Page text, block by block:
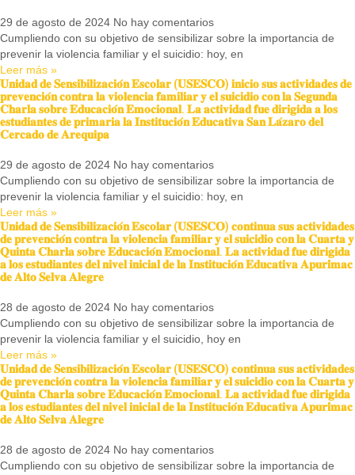
29 de agosto de 2024 No hay comentarios
Cumpliendo con su objetivo de sensibilizar sobre la importancia de
prevenir la violencia familiar y el suicidio: hoy, en
Leer más »
𝐔𝐧𝐢𝐝𝐚𝐝 𝐝𝐞 𝐒𝐞𝐧𝐬𝐢𝐛𝐢𝐥𝐢𝐳𝐚𝐜𝐢𝐨́𝐧 𝐄𝐬𝐜𝐨𝐥𝐚𝐫 (𝐔𝐒𝐄𝐒𝐂𝐎) 𝐢𝐧𝐢𝐜𝐢𝐨 𝐬𝐮𝐬 𝐚𝐜𝐭𝐢𝐯𝐢𝐝𝐚𝐝𝐞𝐬 𝐝𝐞
𝐩𝐫𝐞𝐯𝐞𝐧𝐜𝐢𝐨́𝐧 𝐜𝐨𝐧𝐭𝐫𝐚 𝐥𝐚 𝐯𝐢𝐨𝐥𝐞𝐧𝐜𝐢𝐚 𝐟𝐚𝐦𝐢𝐥𝐢𝐚𝐫 𝐲 𝐞𝐥 𝐬𝐮𝐢𝐜𝐢𝐝𝐢𝐨 𝐜𝐨𝐧 𝐥𝐚 𝐒𝐞𝐠𝐮𝐧𝐝𝐚
𝐂𝐡𝐚𝐫𝐥𝐚 𝐬𝐨𝐛𝐫𝐞 𝐄𝐝𝐮𝐜𝐚𝐜𝐢𝐨́𝐧 𝐄𝐦𝐨𝐜𝐢𝐨𝐧𝐚𝐥. 𝐋𝐚 𝐚𝐜𝐭𝐢𝐯𝐢𝐝𝐚𝐝 𝐟𝐮𝐞 𝐝𝐢𝐫𝐢𝐠𝐢𝐝𝐚 𝐚 𝐥𝐨𝐬
𝐞𝐬𝐭𝐮𝐝𝐢𝐚𝐧𝐭𝐞𝐬 𝐝𝐞 𝐩𝐫𝐢𝐦𝐚𝐫𝐢𝐚 𝐥𝐚 𝐈𝐧𝐬𝐭𝐢𝐭𝐮𝐜𝐢𝐨́𝐧 𝐄𝐝𝐮𝐜𝐚𝐭𝐢𝐯𝐚 𝐒𝐚𝐧 𝐋𝐚́𝐳𝐚𝐫𝐨 𝐝𝐞𝐥
𝐂𝐞𝐫𝐜𝐚𝐝𝐨 𝐝𝐞 𝐀𝐫𝐞𝐪𝐮𝐢𝐩𝐚
29 de agosto de 2024 No hay comentarios
Cumpliendo con su objetivo de sensibilizar sobre la importancia de
prevenir la violencia familiar y el suicidio: hoy, en
Leer más »
𝐔𝐧𝐢𝐝𝐚𝐝 𝐝𝐞 𝐒𝐞𝐧𝐬𝐢𝐛𝐢𝐥𝐢𝐳𝐚𝐜𝐢𝐨́𝐧 𝐄𝐬𝐜𝐨𝐥𝐚𝐫 (𝐔𝐒𝐄𝐒𝐂𝐎) 𝐜𝐨𝐧𝐭𝐢𝐧𝐮𝐚 𝐬𝐮𝐬 𝐚𝐜𝐭𝐢𝐯𝐢𝐝𝐚𝐝𝐞𝐬
𝐝𝐞 𝐩𝐫𝐞𝐯𝐞𝐧𝐜𝐢𝐨́𝐧 𝐜𝐨𝐧𝐭𝐫𝐚 𝐥𝐚 𝐯𝐢𝐨𝐥𝐞𝐧𝐜𝐢𝐚 𝐟𝐚𝐦𝐢𝐥𝐢𝐚𝐫 𝐲 𝐞𝐥 𝐬𝐮𝐢𝐜𝐢𝐝𝐢𝐨 𝐜𝐨𝐧 𝐥𝐚 𝐂𝐮𝐚𝐫𝐭𝐚 𝐲
𝐐𝐮𝐢𝐧𝐭𝐚 𝐂𝐡𝐚𝐫𝐥𝐚 𝐬𝐨𝐛𝐫𝐞 𝐄𝐝𝐮𝐜𝐚𝐜𝐢𝐨́𝐧 𝐄𝐦𝐨𝐜𝐢𝐨𝐧𝐚𝐥. 𝐋𝐚 𝐚𝐜𝐭𝐢𝐯𝐢𝐝𝐚𝐝 𝐟𝐮𝐞 𝐝𝐢𝐫𝐢𝐠𝐢𝐝𝐚
𝐚 𝐥𝐨𝐬 𝐞𝐬𝐭𝐮𝐝𝐢𝐚𝐧𝐭𝐞𝐬 𝐝𝐞𝐥 𝐧𝐢𝐯𝐞𝐥 𝐢𝐧𝐢𝐜𝐢𝐚𝐥 𝐝𝐞 𝐥𝐚 𝐈𝐧𝐬𝐭𝐢𝐭𝐮𝐜𝐢𝐨́𝐧 𝐄𝐝𝐮𝐜𝐚𝐭𝐢𝐯𝐚 𝐀𝐩𝐮𝐫𝐢́𝐦𝐚𝐜
𝐝𝐞 𝐀𝐥𝐭𝐨 𝐒𝐞𝐥𝐯𝐚 𝐀𝐥𝐞𝐠𝐫𝐞
28 de agosto de 2024 No hay comentarios
Cumpliendo con su objetivo de sensibilizar sobre la importancia de
prevenir la violencia familiar y el suicidio, hoy en
Leer más »
𝐔𝐧𝐢𝐝𝐚𝐝 𝐝𝐞 𝐒𝐞𝐧𝐬𝐢𝐛𝐢𝐥𝐢𝐳𝐚𝐜𝐢𝐨́𝐧 𝐄𝐬𝐜𝐨𝐥𝐚𝐫 (𝐔𝐒𝐄𝐒𝐂𝐎) 𝐜𝐨𝐧𝐭𝐢𝐧𝐮𝐚 𝐬𝐮𝐬 𝐚𝐜𝐭𝐢𝐯𝐢𝐝𝐚𝐝𝐞𝐬
𝐝𝐞 𝐩𝐫𝐞𝐯𝐞𝐧𝐜𝐢𝐨́𝐧 𝐜𝐨𝐧𝐭𝐫𝐚 𝐥𝐚 𝐯𝐢𝐨𝐥𝐞𝐧𝐜𝐢𝐚 𝐟𝐚𝐦𝐢𝐥𝐢𝐚𝐫 𝐲 𝐞𝐥 𝐬𝐮𝐢𝐜𝐢𝐝𝐢𝐨 𝐜𝐨𝐧 𝐥𝐚 𝐂𝐮𝐚𝐫𝐭𝐚 𝐲
𝐐𝐮𝐢𝐧𝐭𝐚 𝐂𝐡𝐚𝐫𝐥𝐚 𝐬𝐨𝐛𝐫𝐞 𝐄𝐝𝐮𝐜𝐚𝐜𝐢𝐨́𝐧 𝐄𝐦𝐨𝐜𝐢𝐨𝐧𝐚𝐥. 𝐋𝐚 𝐚𝐜𝐭𝐢𝐯𝐢𝐝𝐚𝐝 𝐟𝐮𝐞 𝐝𝐢𝐫𝐢𝐠𝐢𝐝𝐚
𝐚 𝐥𝐨𝐬 𝐞𝐬𝐭𝐮𝐝𝐢𝐚𝐧𝐭𝐞𝐬 𝐝𝐞𝐥 𝐧𝐢𝐯𝐞𝐥 𝐢𝐧𝐢𝐜𝐢𝐚𝐥 𝐝𝐞 𝐥𝐚 𝐈𝐧𝐬𝐭𝐢𝐭𝐮𝐜𝐢𝐨́𝐧 𝐄𝐝𝐮𝐜𝐚𝐭𝐢𝐯𝐚 𝐀𝐩𝐮𝐫𝐢́𝐦𝐚𝐜
𝐝𝐞 𝐀𝐥𝐭𝐨 𝐒𝐞𝐥𝐯𝐚 𝐀𝐥𝐞𝐠𝐫𝐞
28 de agosto de 2024 No hay comentarios
Cumpliendo con su objetivo de sensibilizar sobre la importancia de